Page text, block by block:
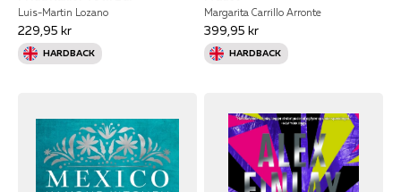
Luis-Martin Lozano
229,95 kr
HARDBACK
Margarita Carrillo Arronte
399,95 kr
HARDBACK